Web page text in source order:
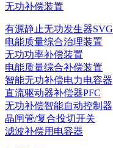
无功补偿装置
有源静止无功发生器SVG
电能质量综合治理装置
无功功率补偿装置
电能质量综合补偿装置
智能无功补偿电力电容器
直流驱动器补偿器PFC
无功补偿智能自动控制器
晶闸管/复合投切开关
滤波补偿用电容器